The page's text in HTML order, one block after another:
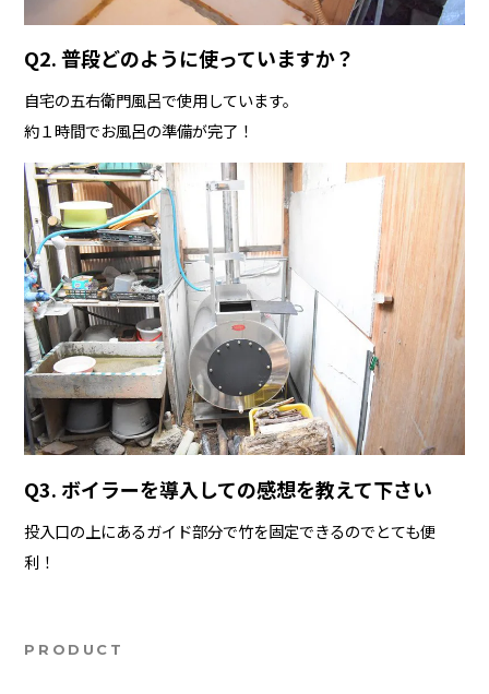
Q2. 普段どのように使っていますか？
自宅の五右衛門風呂で使用しています。
約１時間でお風呂の準備が完了！
Q3. ボイラーを導入しての感想を教えて下さい
投入口の上にあるガイド部分で竹を固定できるのでとても便
利！
PRODUCT